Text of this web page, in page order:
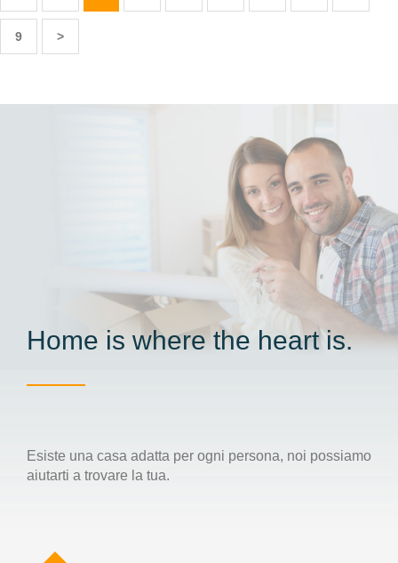
9 >
Home is where the heart is.
Esiste una casa adatta per ogni persona, noi possiamo
aiutarti a trovare la tua.